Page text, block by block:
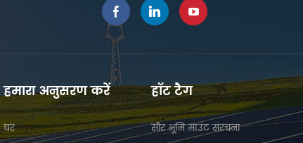
हमारा अनुसरण करें
घर
हॉट टैग
सौर भूमि माउंट संरचना